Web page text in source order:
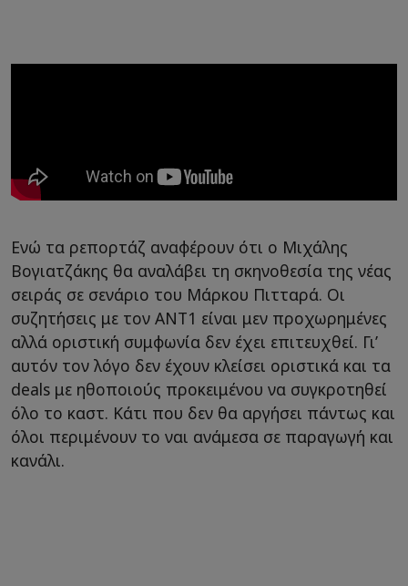
Ενώ τα ρεπορτάζ αναφέρουν ότι ο Μιχάλης
Βογιατζάκης θα αναλάβει τη σκηνοθεσία της νέας
σειράς σε σενάριο του Μάρκου Πιτταρά. Οι
συζητήσεις με τον ΑΝΤ1 είναι μεν προχωρημένες
αλλά οριστική συμφωνία δεν έχει επιτευχθεί. Γι’
αυτόν τον λόγο δεν έχουν κλείσει οριστικά και τα
deals με ηθοποιούς προκειμένου να συγκροτηθεί
όλο το καστ. Κάτι που δεν θα αργήσει πάντως και
όλοι περιμένουν το ναι ανάμεσα σε παραγωγή και
κανάλι.